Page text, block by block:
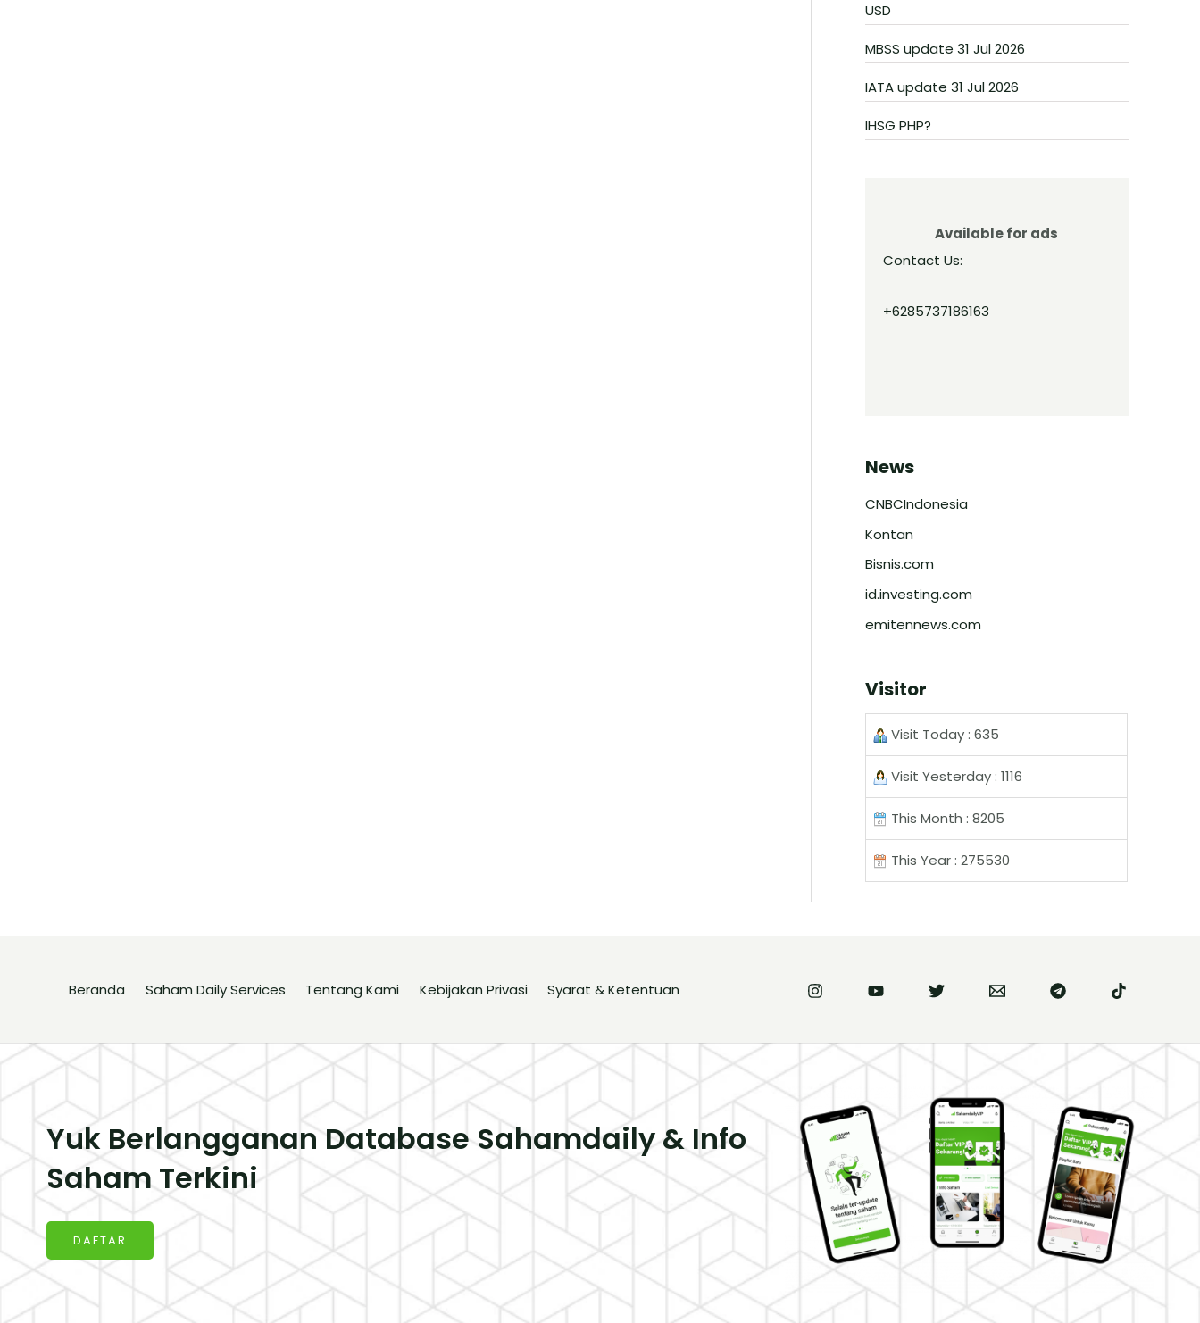
USD
MBSS update 31 Jul 2026
IATA update 31 Jul 2026
IHSG PHP?
Available for ads
Contact Us:
+6285737186163
News
CNBCIndonesia
Kontan
Bisnis.com
id.investing.com
emitennews.com
Visitor
Visit Today : 635
Visit Yesterday : 1116
This Month : 8205
This Year : 275530
Beranda Saham Daily Services Tentang Kami Kebijakan Privasi Syarat & Ketentuan
Yuk Berlangganan Database Sahamdaily & Info
Saham Terkini
DAFTAR